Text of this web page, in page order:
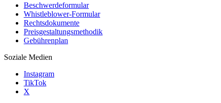
Beschwerdeformular
Whistleblower-Formular
Rechtsdokumente
Preisgestaltungsmethodik
Gebührenplan
Soziale Medien
Instagram
TikTok
X